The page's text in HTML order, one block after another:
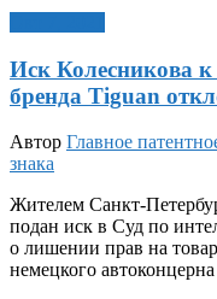
Иск Колесникова к
бренда Tiguan
Автор Главное
знака
Жителем Санкт-
подан иск в Суд по
о лишении прав на
немецкого